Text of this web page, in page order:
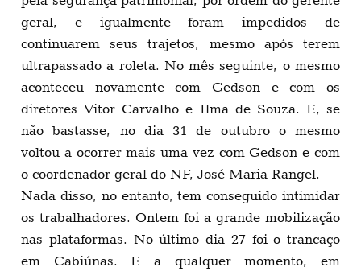
geral, e igualmente foram impedidos de
continuarem seus trajetos, mesmo após terem
ultrapassado a roleta. No mês seguinte, o mesmo
aconteceu novamente com Gedson e com os
diretores Vitor Carvalho e Ilma de Souza. E, se
não bastasse, no dia 31 de outubro o mesmo
voltou a ocorrer mais uma vez com Gedson e com
o coordenador geral do NF, José Maria Rangel.
Nada disso, no entanto, tem conseguido intimidar
os trabalhadores. Ontem foi a grande mobilização
nas plataformas. No último dia 27 foi o trancaço
em Cabiúnas. E a qualquer momento, em